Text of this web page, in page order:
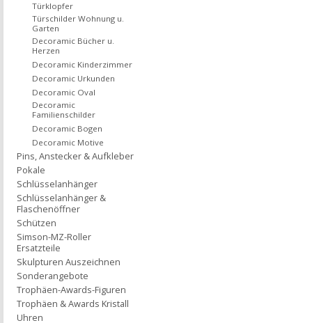
Türklopfer
Türschilder Wohnung u.
Garten
Decoramic Bücher u.
Herzen
Decoramic Kinderzimmer
Decoramic Urkunden
Decoramic Oval
Decoramic
Familienschilder
Decoramic Bogen
Decoramic Motive
Pins, Anstecker & Aufkleber
Pokale
Schlüsselanhänger
Schlüsselanhänger &
Flaschenöffner
Schützen
Simson-MZ-Roller
Ersatzteile
Skulpturen Auszeichnen
Sonderangebote
Trophäen-Awards-Figuren
Trophäen & Awards Kristall
Uhren